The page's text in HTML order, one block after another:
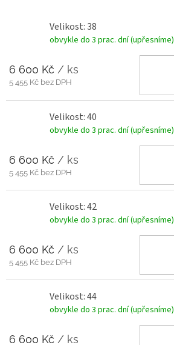
Velikost: 38
obvykle do 3 prac. dní (upřesníme)
6 600 Kč / ks
5 455 Kč bez DPH
Velikost: 40
obvykle do 3 prac. dní (upřesníme)
6 600 Kč / ks
5 455 Kč bez DPH
Velikost: 42
obvykle do 3 prac. dní (upřesníme)
6 600 Kč / ks
5 455 Kč bez DPH
Velikost: 44
obvykle do 3 prac. dní (upřesníme)
6 600 Kč / ks